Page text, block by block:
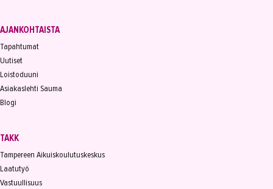
AJANKOHTAISTA
Tapahtumat
Uutiset
Loistoduuni
Asiakaslehti Sauma
Blogi
TAKK
Tampereen Aikuiskoulutuskeskus
Laatutyö
Vastuullisuus